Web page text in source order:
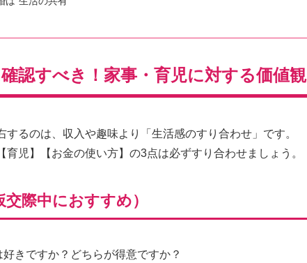
認すべき！家事・育児に対する価値観
するのは、収入や趣味より「生活感のすり合わせ」です。
育児】【お金の使い方】の3点は必ずすり合わせましょう。
際中におすすめ）
きですか？どちらが得意ですか？